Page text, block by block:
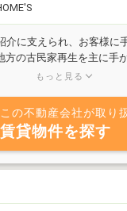
介に支えられ、お客様に
方の古民家再生を主に手
理、相続の問題でお困り
もっと見る
この不動産会社が取り
賃貸物件を探す